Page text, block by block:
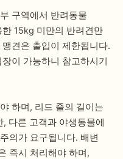
구역에서 반려동물
15kg 미만의 반려견만
견은 출입이 제한됩니다.
이 가능하니 참고하시기
하며, 리드 줄의 길이는
다른 고객과 야생동물에
의가 요구됩니다. 배변
즉시 처리해야 하며,